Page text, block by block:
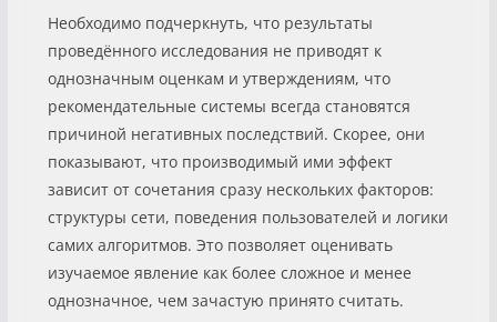
Необходимо подчеркнуть, что результаты
проведённого исследования не приводят к
однозначным оценкам и утверждениям, что
рекомендательные системы всегда становятся
причиной негативных последствий. Скорее, они
показывают, что производимый ими эффект
зависит от сочетания сразу нескольких факторов:
структуры сети, поведения пользователей и логики
самих алгоритмов. Это позволяет оценивать
изучаемое явление как более сложное и менее
однозначное, чем зачастую принято считать.